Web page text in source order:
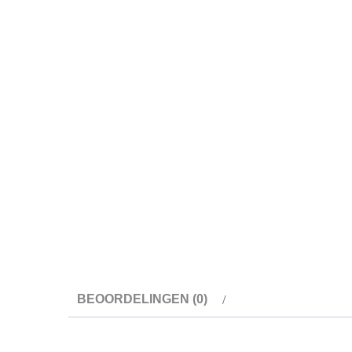
BEOORDELINGEN (0)